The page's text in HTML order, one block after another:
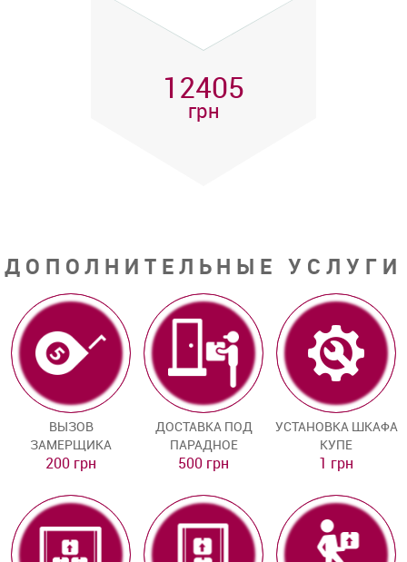
12405
грн
ДОПОЛНИТЕЛЬНЫЕ УСЛУГИ
ВЫЗОВ
ЗАМЕРЩИКА
200 грн
ДОСТАВКА ПОД
ПАРАДНОЕ
500 грн
УСТАНОВКА ШКАФА
КУПЕ
1 грн